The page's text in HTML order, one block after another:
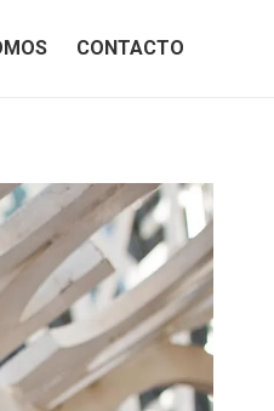
CONTACTO
CONTACTO